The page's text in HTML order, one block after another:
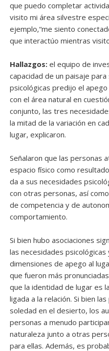
que puedo completar
visito mi área silvestre
ejemplo,“me siento
que interactúo mientras
Hallazgos: el equipo de
capacidad de un paisaje
psicológicas predijo el
con el área natural en
conjunto, las tres
la mitad de la variación en
lugar, explicaron.
Señalaron que las personas
espacio físico como
da a sus necesidades
con otras personas, así
de competencia y de
comportamiento.
Si bien hubo asociaciones
las necesidades psicológicas
dimensiones de apego al
que fueron más
que la identidad de lugar es
ligada a la relación. Si bien
soledad en el desierto, los
personas a menudo
naturaleza junto a otras
para ellas. Además, es